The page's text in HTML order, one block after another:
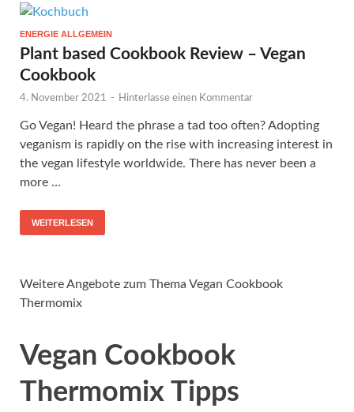
ENERGIE ALLGEMEIN
Plant based Cookbook Review – Vegan
Cookbook
4. November 2021 - Hinterlasse einen Kommentar
Go Vegan! Heard the phrase a tad too often? Adopting
veganism is rapidly on the rise with increasing interest in
the vegan lifestyle worldwide. There has never been a
more …
WEITERLESEN
Weitere Angebote zum Thema Vegan Cookbook
Thermomix
Vegan Cookbook
Thermomix Tipps